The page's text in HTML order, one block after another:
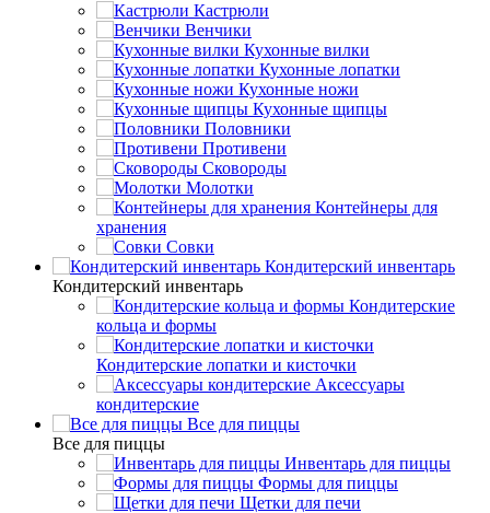
Кастрюли
Венчики
Кухонные вилки
Кухонные лопатки
Кухонные ножи
Кухонные щипцы
Половники
Противени
Сковороды
Молотки
Контейнеры для
хранения
Совки
Кондитерский инвентарь
Кондитерский инвентарь
Кондитерские
кольца и формы
Кондитерские лопатки и кисточки
Аксессуары
кондитерские
Все для пиццы
Все для пиццы
Инвентарь для пиццы
Формы для пиццы
Щетки для печи